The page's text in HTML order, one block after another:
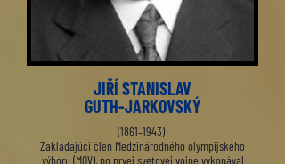
JIŘÍ STANISLAV
GUTH-JARKOVSKÝ
(1861–1943)
Zakladajúci člen Medzinárodného olympijského
výboru (MOV), po prvej svetovej vojne vykonával